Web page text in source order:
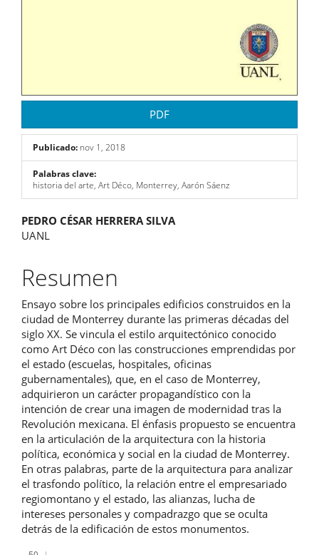
PDF
Publicado: nov 1, 2018
Palabras clave:
historia del arte, Art Déco, Monterrey, Aarón Sáenz
Contenido
principal
del
artículo
PEDRO CÉSAR HERRERA SILVA
UANL
Resumen
Ensayo sobre los principales edificios construidos en la
ciudad de Monterrey durante las primeras décadas del
siglo XX. Se vincula el estilo arquitectónico conocido
como Art Déco con las construcciones emprendidas por
el estado (escuelas, hospitales, oficinas
gubernamentales), que, en el caso de Monterrey,
adquirieron un carácter propagandístico con la
intención de crear una imagen de modernidad tras la
Revolución mexicana. El énfasis propuesto se encuentra
en la articulación de la arquitectura con la historia
política, económica y social en la ciudad de Monterrey.
En otras palabras, parte de la arquitectura para analizar
el trasfondo político, la relación entre el empresariado
regiomontano y el estado, las alianzas, lucha de
intereses personales y compadrazgo que se oculta
detrás de la edificación de estos monumentos.